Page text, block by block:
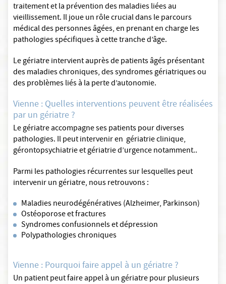
traitement et la prévention des maladies liées au
vieillissement. Il joue un rôle crucial dans le parcours
médical des personnes âgées, en prenant en charge les
pathologies spécifiques à cette tranche d’âge.
Le gériatre intervient auprès de patients âgés présentant
des maladies chroniques, des syndromes gériatriques ou
des problèmes liés à la perte d’autonomie.
Vienne : Quelles interventions peuvent être réalisées
par un gériatre ?
Le gériatre accompagne ses patients pour diverses
pathologies. Il peut intervenir en gériatrie clinique,
gérontopsychiatrie et gériatrie d’urgence notamment..
Parmi les pathologies récurrentes sur lesquelles peut
intervenir un gériatre, nous retrouvons :
Maladies neurodégénératives (Alzheimer, Parkinson)
Ostéoporose et fractures
Syndromes confusionnels et dépression
Polypathologies chroniques
Vienne : Pourquoi faire appel à un gériatre ?
Un patient peut faire appel à un gériatre pour plusieurs